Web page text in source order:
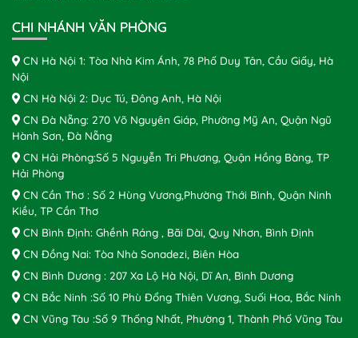
CHI NHÁNH VĂN PHÒNG
CN Hà Nội 1: Tòa Nhà Kim Ánh, 78 Phố Duy Tân, Cầu Giấy, Hà
Nội
CN Hà Nội 2: Dục Tú, Đông Anh, Hà Nội
CN Đà Nẵng: 270 Võ Nguyên Giáp, Phường Mỹ An, Quận Ngũ
Hành Sơn, Đà Nẵng
CN Hải Phòng:Số 5 Nguyễn Tri Phương, Quận Hồng Bàng, TP
Hải Phòng
CN Cần Thơ : Số 2 Hùng Vương,Phường Thới Bình, Quận Ninh
Kiều, TP Cần Thơ
CN Bình Định: Ghềnh Ráng , Bãi Dài, Quy Nhơn, Bình Định
CN Đồng Nai: Tòa Nhà Sonadezi, Biên Hòa
CN Bình Dương : 207 Xa Lộ Hà Nội, Dĩ An, Bình Dương
CN Bắc Ninh :Số 10 Phù Đổng Thiên Vương, Suối Hoa, Bắc Ninh
CN Vũng Tàu :Số 9 Thống Nhất, Phường 1, Thành Phố Vũng Tàu